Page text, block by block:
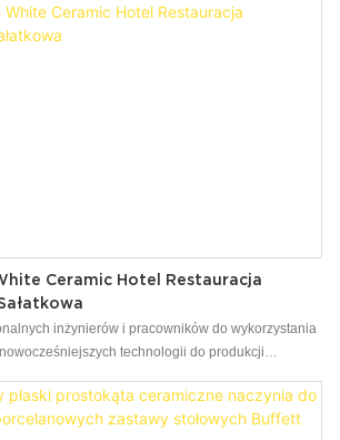
zyskał całkowicie przyciągający wzrok wygląd i
co czyni go bardzo cennym.
Ceramic Hotel Restauracja
inżynierów i pracowników do wykorzystania
technologii do produkcji
i sprawdzoną jakością, ma wiele zastosowań w
filiżanki & Pole spodek.